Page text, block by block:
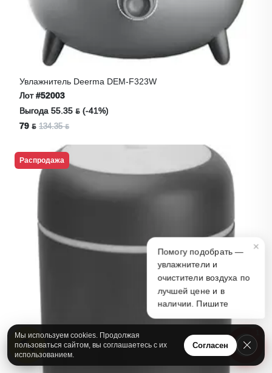
Увлажнитель Deerma DEM-F323W
Лот#52003
Выгода 55.35 ƃ (-41%)
79 ƃ 134.35 ƃ
Распродажа
Мы используем cookies. Продолжая
пользоваться сайтом, вы соглашаетесь с их
использованием.
Согласен
Помогу подобрать —
увлажнители и
очистители воздуха по
лучшей цене и в
наличии. Пишите
×
А